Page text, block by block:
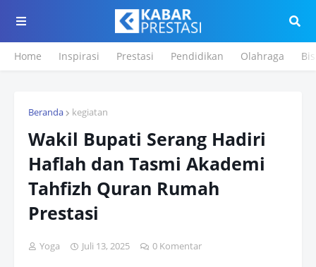
Home Inspirasi Prestasi Pendidikan Olahraga
Beranda kegiatan
Wakil Bupati Serang Hadiri
Haflah dan Tasmi Akademi
Tahfizh Quran Rumah
Prestasi
Yoga Juli 13, 2025 0 Komentar